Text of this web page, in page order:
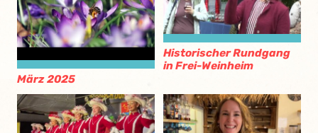
März 2025
Historischer Rundgang
in Frei-Weinheim